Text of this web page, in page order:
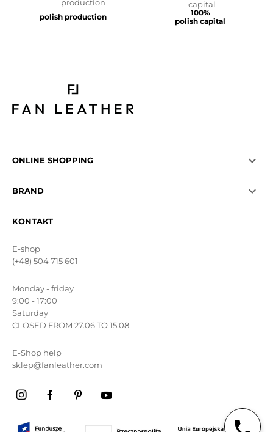
polish production
100%
polish capital
ONLINE SHOPPING 
BRAND 
KONTAKT
E-shop
(+48) 504 715 601
Monday - friday
9:00 - 17:00
Saturday
CLOSED FROM 27.06 TO 15.08
E-Shop help
sklep@fanleather.com